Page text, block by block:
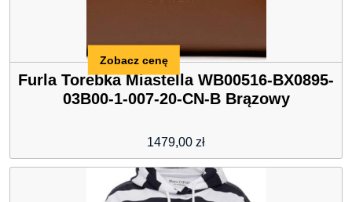
Furla Torebka Miastella WB00516-BX0895-
03B00-1-007-20-CN-B Brązowy
1479,00 zł
Zobacz cenę